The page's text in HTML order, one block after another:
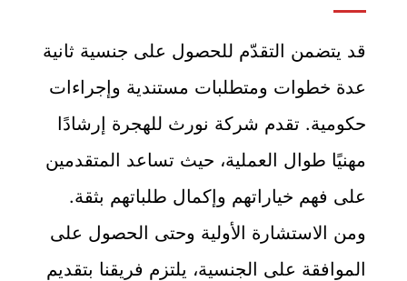
قد يتضمن التقدّم للحصول على جنسية ثانية
عدة خطوات ومتطلبات مستندية وإجراءات
حكومية. تقدم شركة نورث للهجرة إرشادًا
مهنيًا طوال العملية، حيث تساعد المتقدمين
على فهم خياراتهم وإكمال طلباتهم بثقة.
ومن الاستشارة الأولية وحتى الحصول على
الموافقة على الجنسية، يلتزم فريقنا بتقديم